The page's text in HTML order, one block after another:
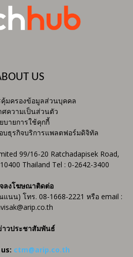
US
มครองข้อมูลส่วนบุคคล
ศความเป็นส่วนตัว
บายการใช้คุกกี้
บธุรกิจบริการแพลตฟอร์มดิจิทัล
99/16-20 Ratchadapisek Road,
Thailand Tel : 0-2642-3400
ลงโฆษณาติดต่อ
น) โทร. 08-1668-2221 หรือ email :
าวประชาสัมพันธ์
ctm@arip.co.th